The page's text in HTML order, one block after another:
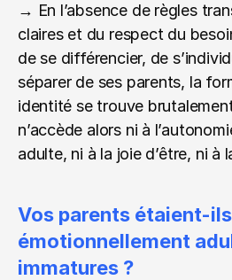
→ En l’absence de règles
claires et du respect du
de se différencier, de
séparer de ses parents, la
identité se trouve
n’accède alors ni à
adulte, ni à la joie d’être, ni à
Vos parents étaient-
émotionnellement
immatures ?